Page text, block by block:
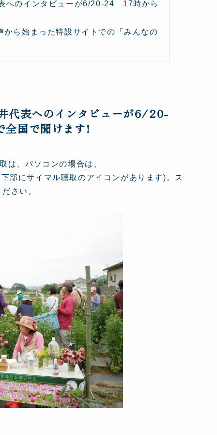
へのインタビューが6/20-24 17時から
ら始まった特設サイトでの「みんなの
代表へのインタビューが6/20-
国で聞けます!
は、パソコンの場合は、
部にサイマル聴取のアイコンがあります)。ス
さい。